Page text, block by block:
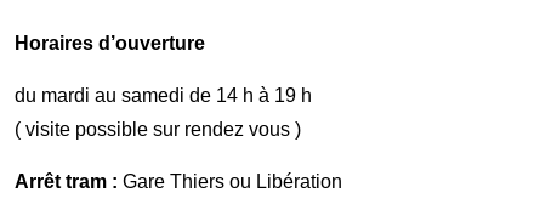
Horaires d’ouverture
du mardi au samedi de 14 h à 19 h
( visite possible sur rendez vous )
Arrêt tram : Gare Thiers ou Libération